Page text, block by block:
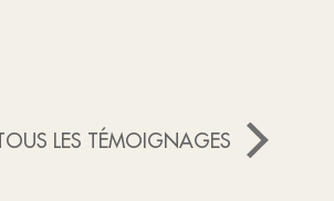
LES TÉMOIGNAGES